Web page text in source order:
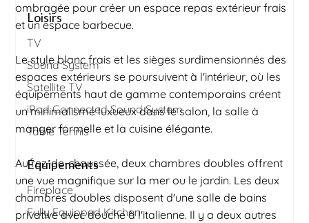
ombragée pour créer un espace repas extérieur frais
et un espace barbecue.
Le style blanc frais et les sièges surdimensionnés des
espaces extérieurs se poursuivent à l'intérieur, où les
équipements haut de gamme contemporains créent
un minimalisme luxueux dans le salon, la salle à
manger formelle et la cuisine élégante.
Au rez-de-chaussée, deux chambres doubles offrent
une vue magnifique sur la mer ou le jardin. Les deux
chambres doubles disposent d'une salle de bains
privative avec douche à l'italienne. Il y a deux autres
Loisirs
TV
Sound System
Satellite TV
iPod Connected Sound System
Table Tennis
Équipements
Fireplace
Fully Equipped Kitchen